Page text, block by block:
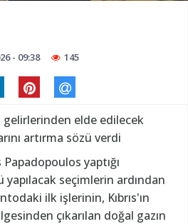
- 09:38 145
gelirlerinden elde edilecek
artırma sözü verdi
yaptığı
yapılacak seçimlerin ardından
ilk işlerinin, Kıbrıs'ın
çıkarılan doğal gazın